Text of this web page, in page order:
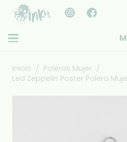
Inicio / Poleras Mujer /
Led Zeppelin Poster Polera